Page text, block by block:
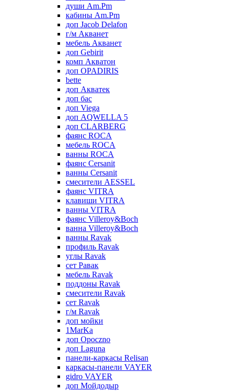
души Am.Pm
кабины Am.Pm
доп Jacob Delafon
г/м Акванет
мебель Акванет
доп Gebirit
комп Акватон
доп OPADIRIS
bette
доп Акватек
доп бас
доп Viega
доп AQWELLA 5
доп CLARBERG
фаянс ROCA
мебель ROCA
ванны ROCA
фаянс Cersanit
ванны Cersanit
смесители AESSEL
фаянс VITRA
клавиши VITRA
ванны VITRA
фаянс Villeroy&Boch
ванна Villeroy&Boch
ванны Ravak
профиль Ravak
углы Ravak
сет Равак
мебель Ravak
поддоны Ravak
смесители Ravak
сет Ravak
г/м Ravak
доп мойки
1MarKa
доп Opoczno
доп Laguna
панели-каркасы Relisan
каркасы-панели VAYER
gidro VAYER
доп Мойдодыр